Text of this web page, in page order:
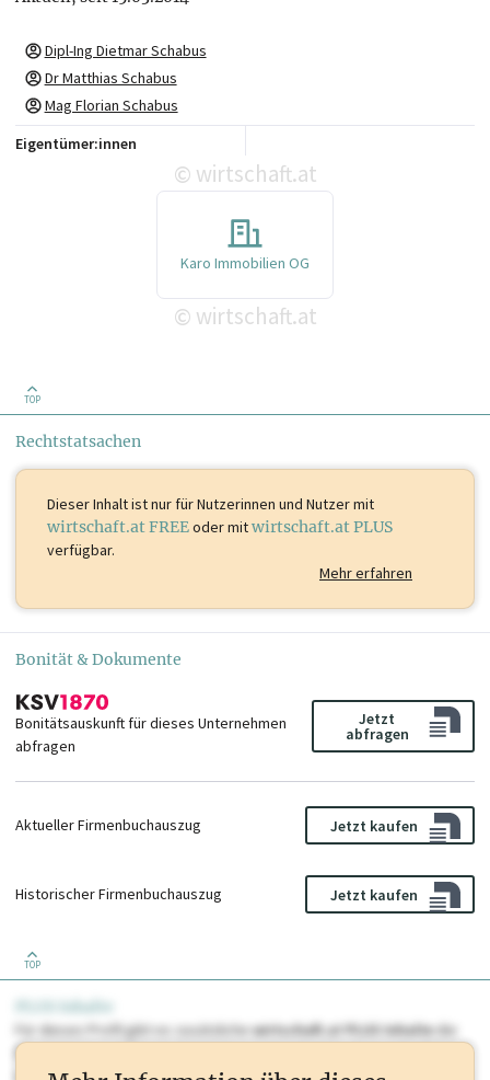
Dipl-Ing Dietmar Schabus
Dr Matthias Schabus
Mag Florian Schabus
Eigentümer:innen
© wirtschaft.at
Karo Immobilien OG
© wirtschaft.at
TOP
Rechtstatsachen
Dieser Inhalt istnur für Nutzerinnen und Nutzer mit
wirtschaft.at FREEoder mitwirtschaft.at PLUS
verfügbar.
Mehr erfahren
Bonität & Dokumente
Bonitätsauskunft für dieses Unternehmen
abfragen
Jetzt
abfragen
Aktueller Firmenbuchauszug Jetzt kaufen
Historischer Firmenbuchauszug Jetzt kaufen
TOP
PLUS Inhalte
Für dieses Profil gibt es zusätzlichewirtschaft.at PLUS Inhaltedie
Sie momentan nicht einsehen können. Schalten Sie dieses Profil frei
oder loggen Sie sich ein um diese Inhalte zu sehen. wirtschaft.at PLUS